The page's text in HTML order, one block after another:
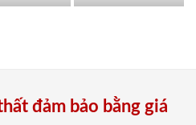
đảm bảo bằng giá